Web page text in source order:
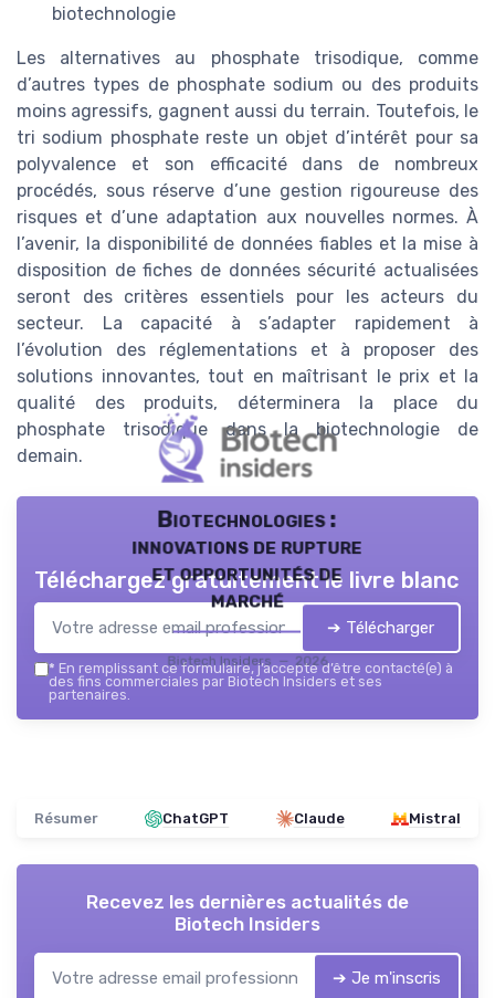
biotechnologie
Les alternatives au phosphate trisodique, comme
d’autres types de phosphate sodium ou des produits
moins agressifs, gagnent aussi du terrain. Toutefois, le
tri sodium phosphate reste un objet d’intérêt pour sa
polyvalence et son efficacité dans de nombreux
procédés, sous réserve d’une gestion rigoureuse des
risques et d’une adaptation aux nouvelles normes. À
l’avenir, la disponibilité de données fiables et la mise à
disposition de fiches de données sécurité actualisées
seront des critères essentiels pour les acteurs du
secteur. La capacité à s’adapter rapidement à
l’évolution des réglementations et à proposer des
solutions innovantes, tout en maîtrisant le prix et la
qualité des produits, déterminera la place du
phosphate trisodique dans la biotechnologie de
demain.
Biotechnologies :
innovations de rupture
et opportunités de
marché
Biotech Insiders — 2026
Téléchargez gratuitement le livre blanc
➔ Télécharger
* En remplissant ce formulaire, j’accepte d’être contacté(e) à
des fins commerciales par Biotech Insiders et ses
partenaires.
Résumer ChatGPT Claude Mistral
Recevez les dernières actualités de
Biotech Insiders
➔ Je m'inscris